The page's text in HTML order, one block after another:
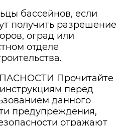
бассейнов, если
получить разрешение
оград или
отделе
Прочитайте
перед
данного
предупреждения,
отражают